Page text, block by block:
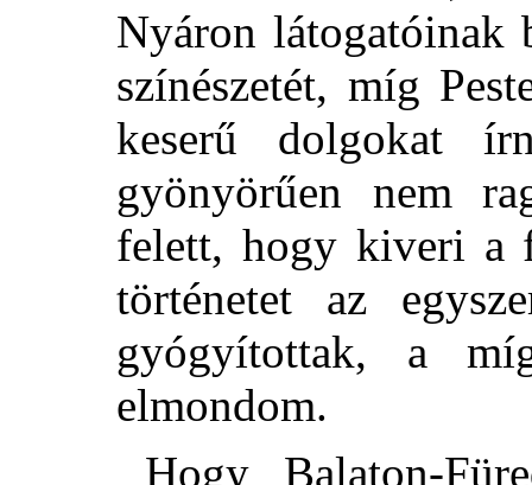
Nyáron látogatóinak
színészetét, míg
keserű dolgokat
gyönyörűen nem
felett, hogy kiveri a
történetet az
gyógyítottak, a
elmondom.
Hogy Balaton-